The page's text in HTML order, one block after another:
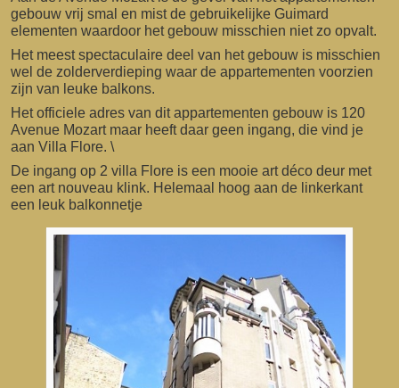
gebouw vrij smal en mist de gebruikelijke Guimard
elementen waardoor het gebouw misschien niet zo opvalt.
Het meest spectaculaire deel van het gebouw is misschien
wel de zolderverdieping waar de appartementen voorzien
zijn van leuke balkons.
Het officiele adres van dit appartementen gebouw is 120
Avenue Mozart maar heeft daar geen ingang, die vind je
aan Villa Flore. \
De ingang op 2 villa Flore is een mooie art déco deur met
een art nouveau klink. Helemaal hoog aan de linkerkant
een leuk balkonnetje